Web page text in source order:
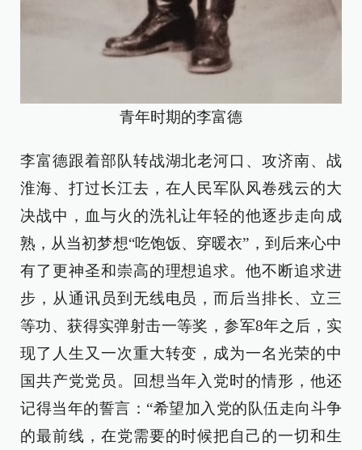
青年时期的李富德
李富德跟着部队转战湖北老河口、攻济南、战
淮海、打过长江去，在人民军队风卷残云的大
决战中，血与火的洗礼让年轻的他逐步走向成
熟，从当初梦想“吃饱饭、穿暖衣”，到后来心中
有了更神圣和崇高的理想追求。他不断追求进
步，从通讯员到无线电员，而后当排长、立三
等功、获得实弹射击一等奖，参军8年之后，实
现了人生又一次重大转变，成为一名光荣的中
国共产党党员。回想当年入党时的情形，他还
记得当年的誓言：“希望加入党的队伍走向斗争
的最前线，在党需要的时候把自己的一切和生